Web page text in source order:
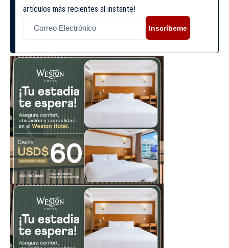
artículos más recientes al instante!
Inscríbeme